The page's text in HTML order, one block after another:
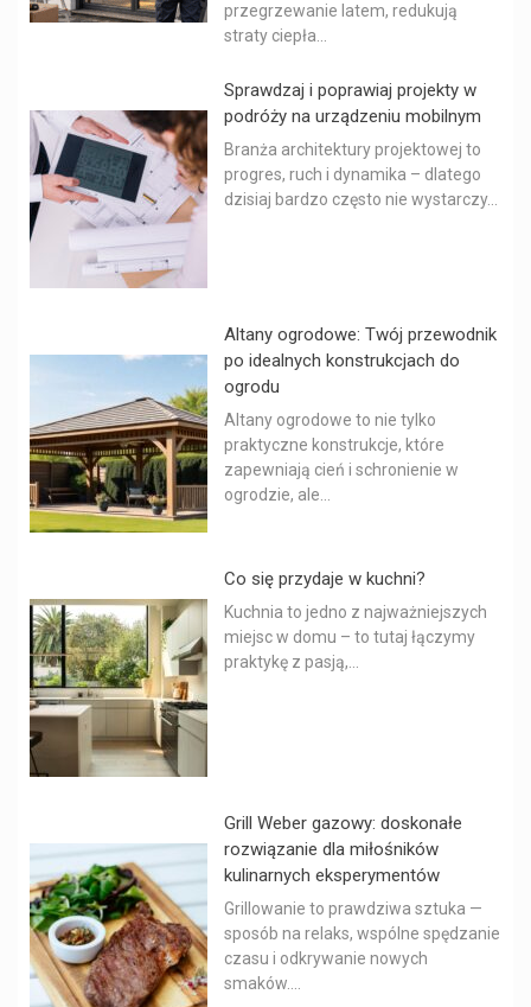
przegrzewanie latem, redukują
straty ciepła...
Sprawdzaj i poprawiaj projekty w
podróży na urządzeniu mobilnym
Branża architektury projektowej to
progres, ruch i dynamika – dlatego
dzisiaj bardzo często nie wystarczy...
Altany ogrodowe: Twój przewodnik
po idealnych konstrukcjach do
ogrodu
Altany ogrodowe to nie tylko
praktyczne konstrukcje, które
zapewniają cień i schronienie w
ogrodzie, ale...
Co się przydaje w kuchni?
Kuchnia to jedno z najważniejszych
miejsc w domu – to tutaj łączymy
praktykę z pasją,...
Grill Weber gazowy: doskonałe
rozwiązanie dla miłośników
kulinarnych eksperymentów
Grillowanie to prawdziwa sztuka —
sposób na relaks, wspólne spędzanie
czasu i odkrywanie nowych
smaków....